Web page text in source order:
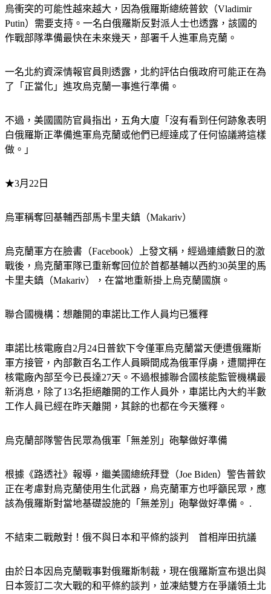
烏衝突的可能性越來越大，因為俄羅斯總統普欽（Vladimir
Putin）需要支持。一名白俄羅斯反對派人士也透露，該國的
作戰部隊準備最快在未來幾天，部署千人進軍烏克蘭。
一名北約資深情報官員則透露，北約評估白俄政府可能正在為
了「正當化」進攻烏克蘭一事進行準備。
不過，美國國防官員指出，五角大廈「沒有看到任何跡象表明
白俄羅斯正準備進軍烏克蘭或他們已經達成了任何協議將這樣
做。」
★3月22日
烏軍稱奪回基輔西部馬卡里夫鎮（Makariv）
烏克蘭軍方在臉書（Facebook）上發文稱，經過連續數日的激
戰後，烏克蘭軍隊已重新奪回位於首都基輔以西約30英里的馬
卡里夫鎮（Makariv），在當地重新掛上烏克蘭國旗。
聯合國機構：想離開的車諾比工作人員均已獲釋
車諾比核電廠自2月24日普欽下令僅軍烏克蘭當天便遭俄羅斯
軍方接管，內部數百名工作人員瞬間成為俄軍俘虜，遭關押在
核電廠內部至今已長達27天。不過根據聯合國核能監管機構最
新消息，除了13名拒絕離開的工作人員外，車諾比內大約半數
工作人員已經在昨天離開，其餘的也都在今天獲釋。
烏克蘭部隊警告民眾為俄軍「無差別」砲擊做好準備
根據《路透社》報導，繼美國總統拜登（Joe Biden）警告普欽
正在考慮對烏克蘭使用生化武器，烏克蘭軍方也呼籲民眾，應
該為俄羅斯對當地基礎設施的「無差別」砲擊做好準備。 .
不結束二戰敵對！俄不與日本和平條約談判　首相岸田抗議
由於日本因烏克蘭戰事對俄羅斯制裁，現在俄羅斯宣布退出與
日本簽訂二次大戰的和平條約談判，並凍結雙方在爭議領土北